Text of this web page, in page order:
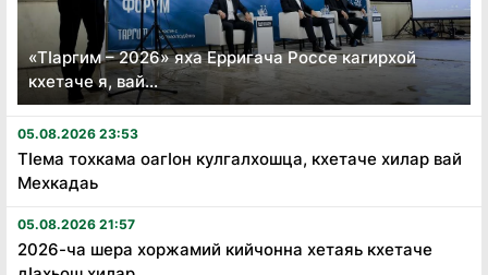
«Тӏаргим – 2026» яха Ерригача Россе кагирхой
кхетаче я, вай...
05.08.2026 23:53
Тӏема тохкама оагӏон кулгалхошца, кхетаче хилар вай
Мехкадаь
05.08.2026 21:57
2026-ча шера хоржамий кийчонна хетаяь кхетаче